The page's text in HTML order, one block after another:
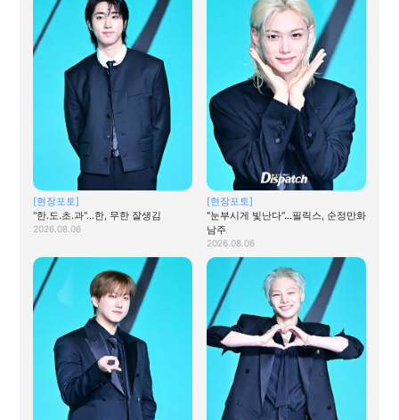
[현장포토]
"한.도.초.과"…한, 무한 잘생김
2026.08.06
[현장포토]
"눈부시게 빛난다"…필릭스, 순정만화
남주
2026.08.06